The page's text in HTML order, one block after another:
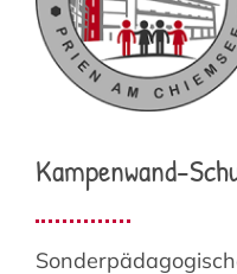
Kampenwand-